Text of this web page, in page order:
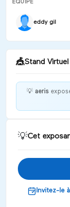
ÉQUIPE
eddy gil
🎪Stand Virtuel
Bienvenue chez
💡 aeris
💡Cet
Invitez-le